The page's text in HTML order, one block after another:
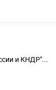
и КНДР"...